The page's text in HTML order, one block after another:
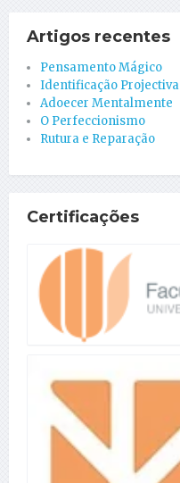
Artigos recentes
Pensamento Mágico
Identificação Projectiva
Adoecer Mentalmente
O Perfeccionismo
Rutura e Reparação
Certificações